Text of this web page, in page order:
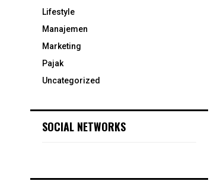
Lifestyle
Manajemen
Marketing
Pajak
Uncategorized
SOCIAL NETWORKS